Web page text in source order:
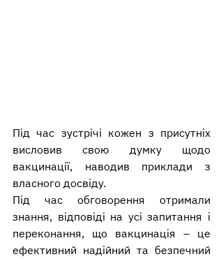
Під час зустрічі кожен з присутніх
висловив свою думку щодо
вакцинації, наводив приклади з
власного досвіду.
Під час обговорення отримали
знання, відповіді на усі запитання і
переконання, що вакцинація – це
ефективний надійний та безпечний